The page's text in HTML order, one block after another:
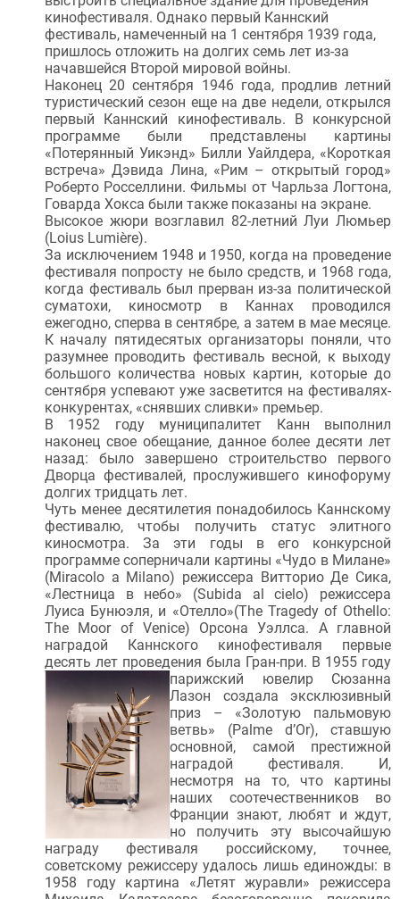
кинофестиваля. Однако первый Каннский
фестиваль, намеченный на 1 сентября 1939 года,
пришлось отложить на долгих семь лет из-за
начавшейся Второй мировой войны.
Наконец 20 сентября 1946 года, продлив летний
туристический сезон еще на две недели, открылся
первый Каннский кинофестиваль. В конкурсной
программе были представлены картины
«Потерянный Уикэнд» Билли Уайлдера, «Короткая
встреча» Дэвида Лина, «Рим – открытый город»
Роберто Росселлини. Фильмы от Чарльза Логтона,
Говарда Хокса были также показаны на экране.
Высокое жюри возглавил 82-летний Луи Люмьер
(Loius Lumière).
За исключением 1948 и 1950, когда на проведение
фестиваля попросту не было средств, и 1968 года,
когда фестиваль был прерван из-за политической
суматохи, киносмотр в Каннах проводился
ежегодно, сперва в сентябре, а затем в мае месяце.
К началу пятидесятых организаторы поняли, что
разумнее проводить фестиваль весной, к выходу
большого количества новых картин, которые до
сентября успевают уже засветится на фестивалях-
конкурентах, «снявших сливки» премьер.
В 1952 году муниципалитет Канн выполнил
наконец свое обещание, данное более десяти лет
назад: было завершено строительство первого
Дворца фестивалей, прослужившего кинофоруму
долгих тридцать лет.
Чуть менее десятилетия понадобилось Каннскому
фестивалю, чтобы получить статус элитного
киносмотра. За эти годы в его конкурсной
программе соперничали картины «Чудо в Милане»
(Miracolo a Milano) режиссера Витторио Де Сика,
«Лестница в небо» (Subida al cielo) режиссера
Луиса Бунюэля, и «Отелло»(The Tragedy of Othello:
The Moor of Venice) Орсона Уэллса. А главной
наградой Каннского кинофестиваля первые
десять лет проведения была Гран-при. В 1955 году
парижский ювелир Сюзанна
Лазон создала эксклюзивный
приз – «Золотую пальмовую
ветвь» (Palme d’Or), ставшую
основной, самой престижной
наградой фестиваля. И,
несмотря на то, что картины
наших соотечественников во
Франции знают, любят и ждут,
но получить эту высочайшую
награду фестиваля российскому, точнее,
советскому режиссеру удалось лишь единожды: в
1958 году картина «Летят журавли» режиссера